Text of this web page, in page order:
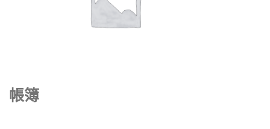
帳簿